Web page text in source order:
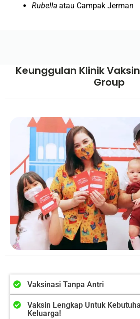
Rubella atau Campak Jerman
Keunggulan Klinik
Group
Vaksinasi Tanpa Antri
Vaksin Lengkap Untuk
Keluarga!